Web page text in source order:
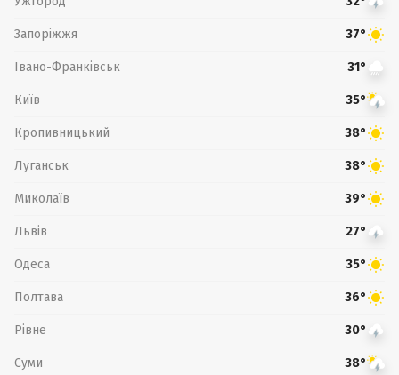
Запоріжжя 37°
Івано-Франківськ 31°
Київ 35°
Кропивницький 38°
Луганськ 38°
Миколаїв 39°
Львів 27°
Одеса 35°
Полтава 36°
Рівне 30°
Суми 38°